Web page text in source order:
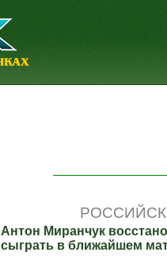
Антон Миранчук
сыграть в ближайшем